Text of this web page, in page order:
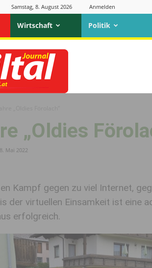
Samstag, 8. August 2026 Anmelden
Wirtschaft Politik
„Oldies
8. Mai 2022
Kampf gegen zu viel Internet,
der virtuellen Einsamkeit ist eine
erfolgreich.